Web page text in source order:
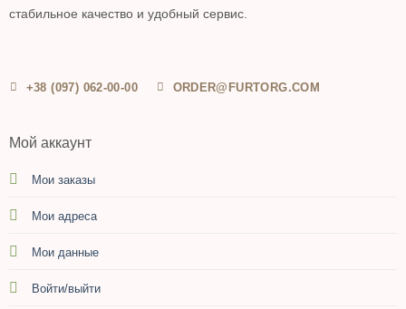
стабильное качество и удобный сервис.
+38 (097) 062-00-00 ORDER@FURTORG.COM
Мой аккаунт
Мои заказы
Мои адреса
Мои данные
Войти/выйти